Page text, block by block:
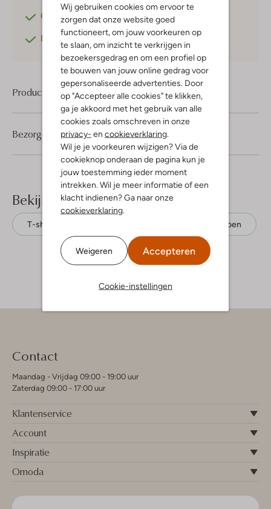
Wij gebruiken cookies om ervoor te
zorgen dat onze website goed
functioneert, om jouw voorkeuren op
te slaan, om inzicht te verkrijgen in
bezoekersgedrag en om een profiel op
te bouwen van jouw online gedrag voor
gepersonaliseerde advertenties. Door
op "Accepteer alle cookies" te klikken,
ga je akkoord met het gebruik van alle
cookies zoals omschreven in onze
privacy- en cookieverklaring.
Wil je je voorkeuren wijzigen? Via de
cookieknop onderaan de pagina kun je
jouw toestemming ieder moment
intrekken. Wil je meer informatie of een
klacht indienen? Ga naar onze
cookieverklaring.
Weigeren Accepteren
Cookie-instellingen
Gratis retourneren binnen 30 dagen*
Betaal achterafmet Klarna
Product informatie
Bezorgen & retourneren
Bekijk meer
T-shirts Biologisch katoen
Contact
Maandag - Vrijdag 09:00 - 19:00 uur
Zaterdag 09:00 - 17:00 uur
Klantenservice
Account
Inspiratie
Omoda